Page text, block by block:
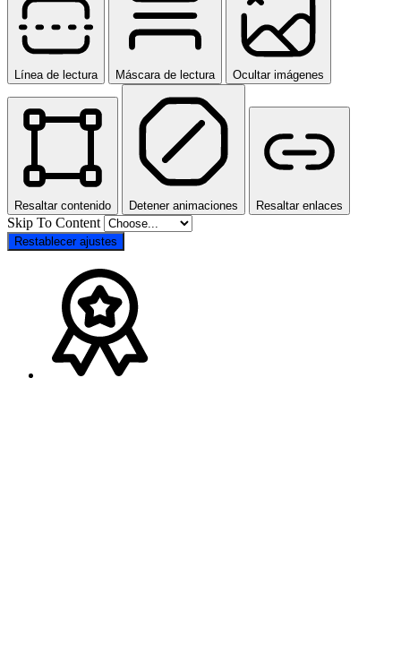
Línea de lectura Máscara de lectura Ocultar imágenes
Resaltar contenido Detener animaciones Resaltar enlaces
Skip To Content
Restablecer ajustes